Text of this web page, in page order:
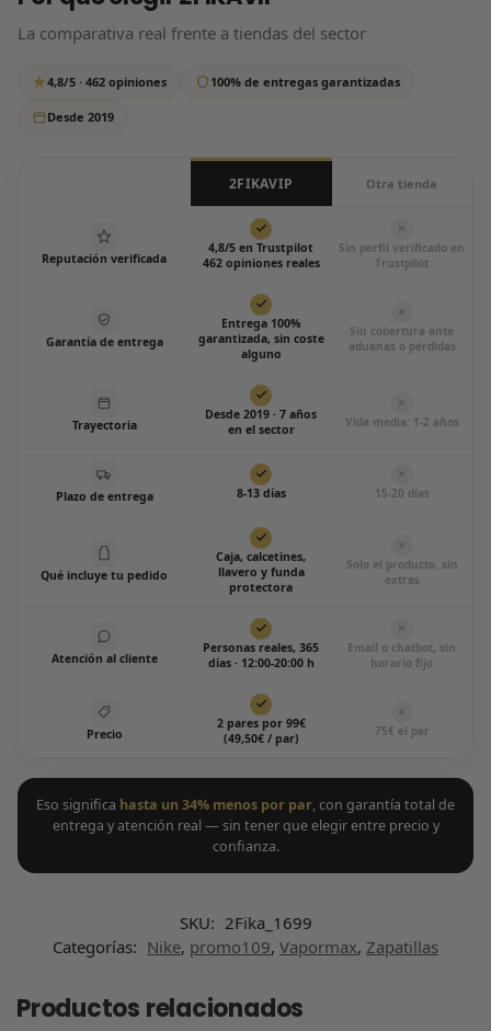
respondemos siempre, sin excepción.
La comparativa real frente a tiendas del sector
4,8/5 · 462 opiniones 100% de entregas garantizadas
Desde 2019
2FIKAVIP Otra tienda
Reputación verificada
4,8/5 en Trustpilot
462 opiniones reales
Sin perfil verificado en
Trustpilot
Garantía de entrega
Entrega 100%
garantizada, sin coste
alguno
Sin cobertura ante
aduanas o pérdidas
Trayectoria
Desde 2019 · 7 años
en el sector
Vida media: 1-2 años
Plazo de entrega 8-13 días 15-20 días
Qué incluye tu pedido
Caja, calcetines,
llavero y funda
protectora
Solo el producto, sin
extras
Atención al cliente
Personas reales, 365
días · 12:00-20:00 h
Email o chatbot, sin
horario fijo
Precio
2 pares por 99€
(49,50€ / par)
75€ el par
Eso significa hasta un 34% menos por par, con garantía total de
entrega y atención real — sin tener que elegir entre precio y
confianza.
SKU: 2Fika_1699
Categorías: Nike, promo109, Vapormax, Zapatillas
Productos relacionados